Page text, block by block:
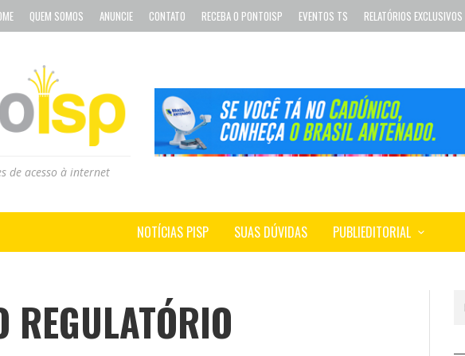
QUEM SOMOS ANUNCIE CONTATO RECEBA O PONTOISP EVENTOS TS RELATÓRIOS EXCLUSIVOS
de acesso à internet
NOTÍCIAS PISP SUAS DÚVIDAS PUBLIEDITORIAL
REGULATÓRIO